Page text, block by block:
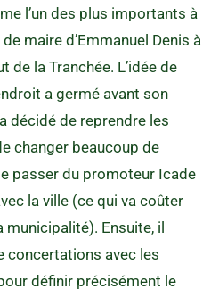
l’un des plus importants à
maire d’Emmanuel Denis à
de la Tranchée. L’idée de
a germé avant son
décidé de reprendre les
changer beaucoup de
passer du promoteur Icade
la ville (ce qui va coûter
municipalité). Ensuite, il
concertations avec les
définir précisément le